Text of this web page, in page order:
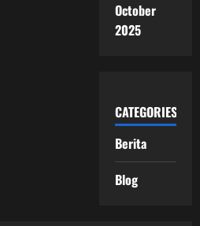
October
2025
CATEGORIES
Berita
Blog